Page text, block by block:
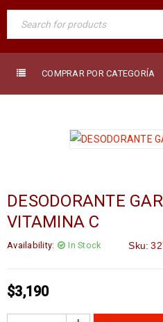
COMPRAR POR CATEGORÍA
DESODORANTE
VITAMINA C
Availability: In Stock Sku:
$3,190